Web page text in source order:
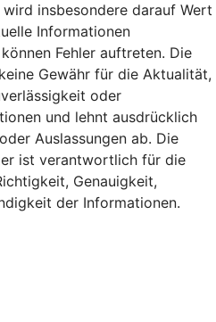
insbesondere darauf Wert
Informationen
Fehler auftreten. Die
Gewähr für die Aktualität,
oder
und lehnt ausdrücklich
Auslassungen ab. Die
ist verantwortlich für die
Genauigkeit,
der Informationen.